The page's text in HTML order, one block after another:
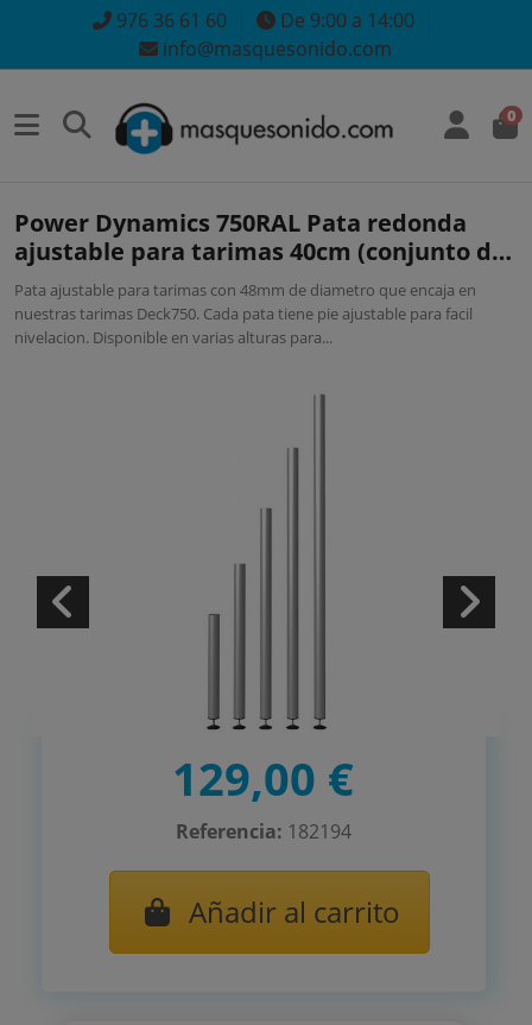
976 36 61 60
De 9:00 a 14:00
info@masquesonido.com
0
Power Dynamics 750RAL Pata redonda
ajustable para tarimas 40cm (conjunto de
4) 182194
Pata ajustable para tarimas con 48mm de diametro que encaja en
nuestras tarimas Deck750. Cada pata tiene pie ajustable para facil
nivelacion. Disponible en varias alturas para...
129,00 €
Referencia: 182194
Añadir al carrito